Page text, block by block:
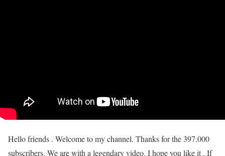
Hello friends . Welcome to my channel. Thanks for the 397.000
subscribers. We are with a legendary video. I hope you like it . If